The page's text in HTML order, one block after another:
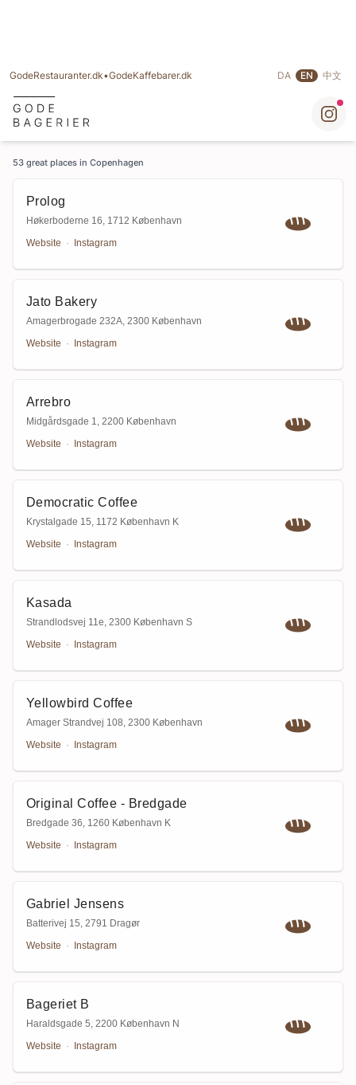
GodeRestauranter.dk•GodeKaffebarer.dk DA EN 中文
Showing results for All
53 great places in Copenhagen
Prolog
Høkerboderne 16, 1712 København
Website · Instagram
Jato Bakery
Amagerbrogade 232A, 2300 København
Website · Instagram
Arrebro
Midgårdsgade 1, 2200 København
Website · Instagram
Democratic Coffee
Krystalgade 15, 1172 København K
Website · Instagram
Kasada
Strandlodsvej 11e, 2300 København S
Website · Instagram
Yellowbird Coffee
Amager Strandvej 108, 2300 København
Website · Instagram
Original Coffee - Bredgade
Bredgade 36, 1260 København K
Website · Instagram
Gabriel Jensens
Batterivej 15, 2791 Dragør
Website · Instagram
Bageriet B
Haraldsgade 5, 2200 København N
Website · Instagram